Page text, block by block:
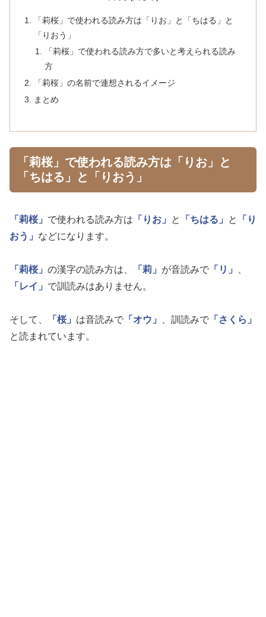
「莉桜」で使われる読み方は「りお」と「ちはる」と
「りおう」
「莉桜」で使われる読み方で多いと考えられる読み
方
「莉桜」の名前で連想されるイメージ
まとめ
「莉桜」で使われる読み方は「りお」と
「ちはる」と「りおう」
「莉桜」 で使われる読み方は 「りお」 と 「ちはる」 と
「り
おう」 などになります。
「莉桜」 の漢字の読み方は、 「莉」 が音読みで 「リ」
「レイ」 で訓読みはありません。
そして、 「桜」 は音読みで 「オウ」 、訓読みで 「さくら」
と読まれています。